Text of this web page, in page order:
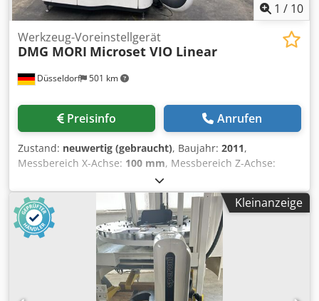
1 / 10
Düsseldorf 501 km
Werkzeug-Voreinstellgerät
DMG MORI Microset VIO Linear
Preisinfo Anrufen
Zustand: neuwertig (gebraucht), Baujahr: 2011,
Messbereich X-Achse: 100 mm, Messbereich Z-Achse:
, Aufnahmedurchmesser:
Gesamtgewicht:160 kg, Genauigkeit Wegmaß:2 mm,
Werkzeuggewicht:160’000 g, Baujahr: 2011
Vollautomatisch mit manuellen Optionen „Intuitive
Eingabe automatischer Messzyklen“ Verschleiß- und
wartungsfreie Linearmotoren Flexible Bedienkonsole Von
manuell bis vollautomatisch Geringe Verformung auch
unter maximal zulässiger Last dank hohem Eigengewicht
„FEM-optimierte und thermisch stabile
Kleinanzeige